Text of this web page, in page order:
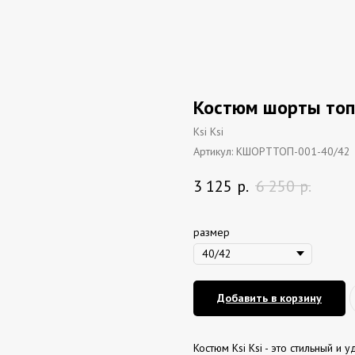
Костюм шорты топ
Ksi Ksi
Артикул: КШОРТТОП-001-40/42
3 125 р. 6 250 р.
размер
Добавить в корзину
Костюм Ksi Ksi - это стильный и